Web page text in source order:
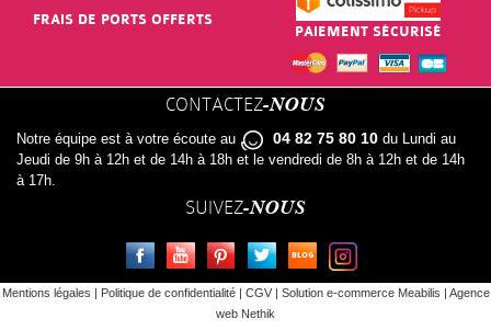
FRAIS DE PORTS OFFERTS
PAIEMENT SÉCURISÉ
CONTACTEZ -NOUS
Notre équipe est à votre écoute au 04 82 75 80 10 du Lundi au
Jeudi de 9h à 12h et de 14h à 18h et le vendredi de 8h à 12h et de 14h
à 17h.
SUIVEZ -NOUS
FACEBOOKYOUTUBEPINTERESTTWITTERLE BLOG
Mentions légales | Politique de confidentialité| CGV| Solution e-commerce Meabilis | Agence
web Nethik